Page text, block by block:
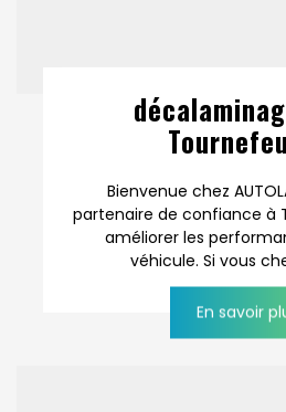
Bienvenue chez
partenaire de confiance à
améliorer les
véhicule. Si vous
En savoir